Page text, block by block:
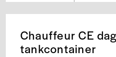
Chauffeur CE
tankcontainer